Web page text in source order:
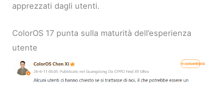
apprezzati dagli utenti.
ColorOS 17 punta sulla maturità dell’esperienza
utente